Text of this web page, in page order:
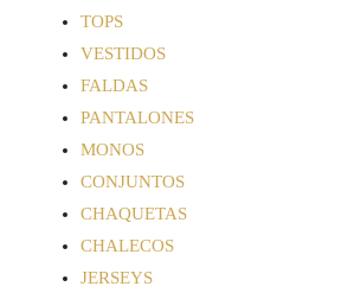
TOPS
VESTIDOS
FALDAS
PANTALONES
MONOS
CONJUNTOS
CHAQUETAS
CHALECOS
JERSEYS